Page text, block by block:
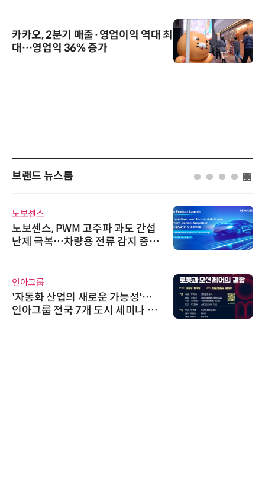
카카오, 2분기 매출·영업이익 역대 최
대…영업익 36% 증가
브랜드 뉴스룸
노보센스
노보센스, PWM 고주파 과도 간섭
난제 극복…차량용 전류 감지 증폭
인아그룹
'자동화 산업의 새로운 가능성'…
인아그룹 전국 7개 도시 세미나 페